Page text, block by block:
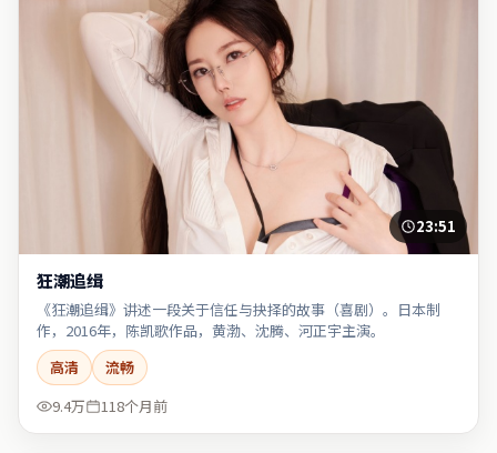
23:51
狂潮追缉
《狂潮追缉》讲述一段关于信任与抉择的故事（喜剧）。日本制
作，2016年，陈凯歌作品，黄渤、沈腾、河正宇主演。
高清
流畅
9.4万
118个月前